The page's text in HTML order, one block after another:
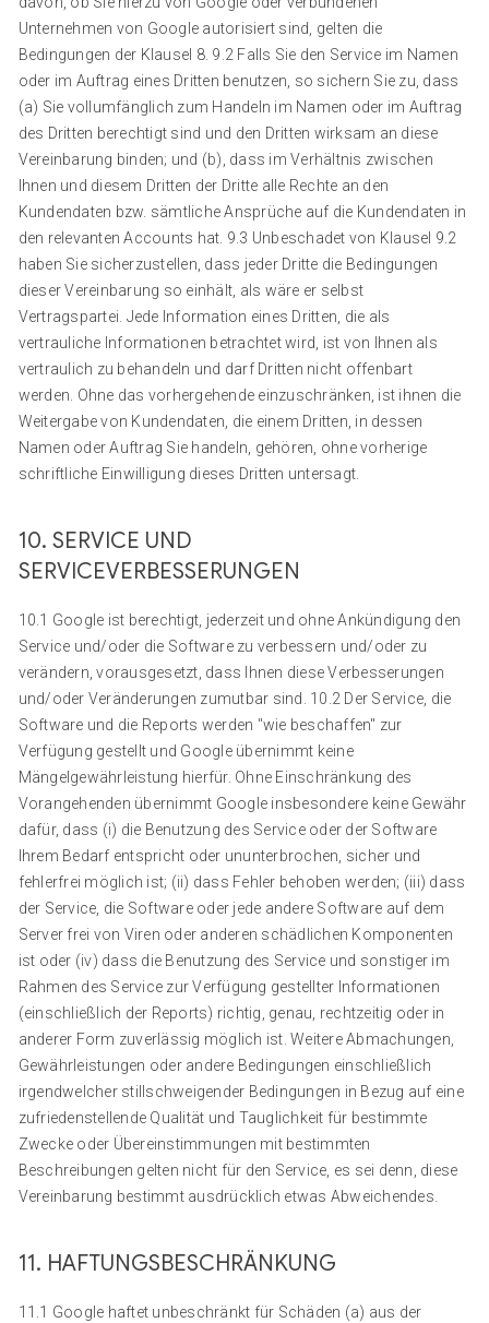
Unternehmen von Google autorisiert sind, gelten die
Bedingungen der Klausel 8. 9.2 Falls Sie den Service im Namen
oder im Auftrag eines Dritten benutzen, so sichern Sie zu, dass
(a) Sie vollumfänglich zum Handeln im Namen oder im Auftrag
des Dritten berechtigt sind und den Dritten wirksam an diese
Vereinbarung binden; und (b), dass im Verhältnis zwischen
Ihnen und diesem Dritten der Dritte alle Rechte an den
Kundendaten bzw. sämtliche Ansprüche auf die Kundendaten in
den relevanten Accounts hat. 9.3 Unbeschadet von Klausel 9.2
haben Sie sicherzustellen, dass jeder Dritte die Bedingungen
dieser Vereinbarung so einhält, als wäre er selbst
Vertragspartei. Jede Information eines Dritten, die als
vertrauliche Informationen betrachtet wird, ist von Ihnen als
vertraulich zu behandeln und darf Dritten nicht offenbart
werden. Ohne das vorhergehende einzuschränken, ist ihnen die
Weitergabe von Kundendaten, die einem Dritten, in dessen
Namen oder Auftrag Sie handeln, gehören, ohne vorherige
schriftliche Einwilligung dieses Dritten untersagt.
10. SERVICE UND
SERVICEVERBESSERUNGEN
10.1 Google ist berechtigt, jederzeit und ohne Ankündigung den
Service und/oder die Software zu verbessern und/oder zu
verändern, vorausgesetzt, dass Ihnen diese Verbesserungen
und/oder Veränderungen zumutbar sind. 10.2 Der Service, die
Software und die Reports werden "wie beschaffen" zur
Verfügung gestellt und Google übernimmt keine
Mängelgewährleistung hierfür. Ohne Einschränkung des
Vorangehenden übernimmt Google insbesondere keine Gewähr
dafür, dass (i) die Benutzung des Service oder der Software
Ihrem Bedarf entspricht oder ununterbrochen, sicher und
fehlerfrei möglich ist; (ii) dass Fehler behoben werden; (iii) dass
der Service, die Software oder jede andere Software auf dem
Server frei von Viren oder anderen schädlichen Komponenten
ist oder (iv) dass die Benutzung des Service und sonstiger im
Rahmen des Service zur Verfügung gestellter Informationen
(einschließlich der Reports) richtig, genau, rechtzeitig oder in
anderer Form zuverlässig möglich ist. Weitere Abmachungen,
Gewährleistungen oder andere Bedingungen einschließlich
irgendwelcher stillschweigender Bedingungen in Bezug auf eine
zufriedenstellende Qualität und Tauglichkeit für bestimmte
Zwecke oder Übereinstimmungen mit bestimmten
Beschreibungen gelten nicht für den Service, es sei denn, diese
Vereinbarung bestimmt ausdrücklich etwas Abweichendes.
11. HAFTUNGSBESCHRÄNKUNG
11.1 Google haftet unbeschränkt für Schäden (a) aus der